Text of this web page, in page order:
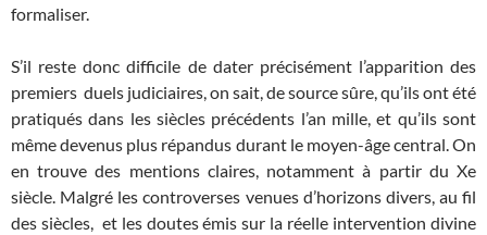
formaliser.
S’il reste donc difficile de dater précisément l’apparition des
premiers duels judiciaires, on sait, de source sûre, qu’ils ont été
pratiqués dans les siècles précédents l’an mille, et qu’ils sont
même devenus plus répandus durant le moyen-âge central. On
en trouve des mentions claires, notamment à partir du Xe
siècle. Malgré les controverses venues d’horizons divers, au fil
des siècles, et les doutes émis sur la réelle intervention divine